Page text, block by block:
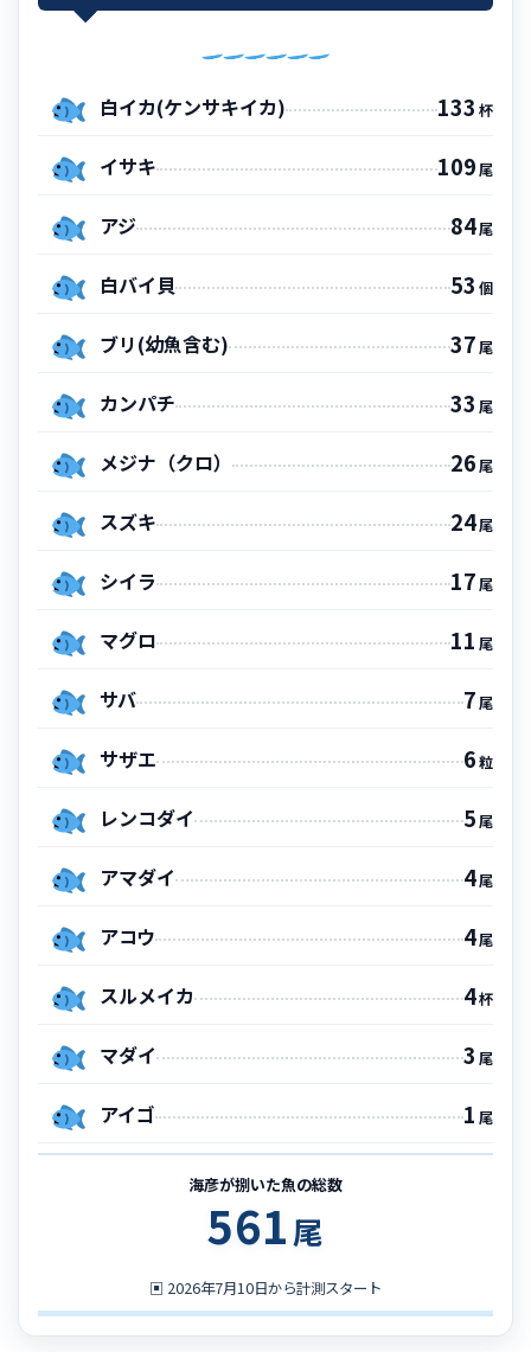
白イカ(ケンサキイカ) 133 杯
イサキ 109尾
アジ 84尾
白バイ貝 53 個
ブリ(幼魚含む) 37尾
カンパチ 33 尾
メジナ（クロ） 26尾
スズキ 24尾
シイラ 17尾
マグロ 11 尾
サバ 7尾
サザエ 6粒
レンコダイ 5尾
アマダイ 4尾
アコウ 4尾
スルメイカ 4杯
マダイ 3 尾
アイゴ 1 尾
海彦が捌いた魚の総数
561尾
▣ 2026年7月10日から計測スタート